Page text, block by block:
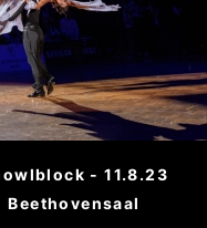
- 11.8.23
Beethovensaal